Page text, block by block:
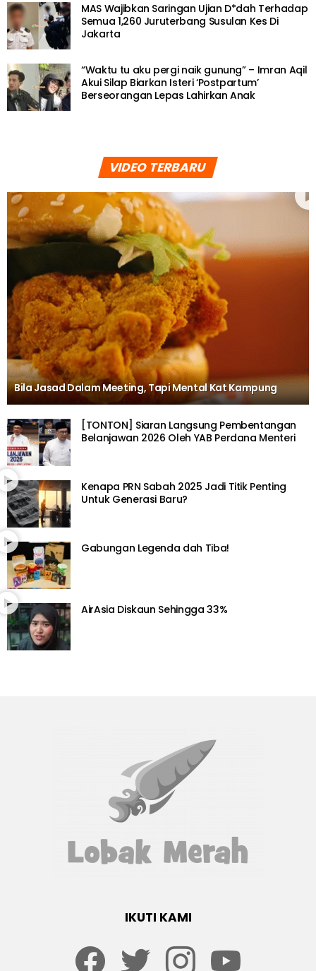
MAS Wajibkan Saringan Ujian D*dah Terhadap
Semua 1,260 Juruterbang Susulan Kes Di
Jakarta
“Waktu tu aku pergi naik gunung” – Imran Aqil
Akui Silap Biarkan Isteri ‘Postpartum’
Berseorangan Lepas Lahirkan Anak
VIDEO TERBARU
Bila Jasad Dalam Meeting, Tapi Mental Kat Kampung
[TONTON] Siaran Langsung Pembentangan
Belanjawan 2026 Oleh YAB Perdana Menteri
Kenapa PRN Sabah 2025 Jadi Titik Penting
Untuk Generasi Baru?
Gabungan Legenda dah Tiba!
AirAsia Diskaun Sehingga 33%
IKUTI KAMI